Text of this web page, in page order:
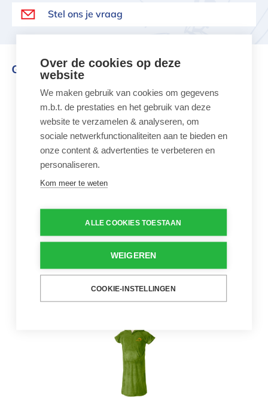
Stel ons je vraag
Gerelateerd aan dit product
Poncho Badstof Grijs Kids
Kids
€ 65,00
Badstof poncho Kids
Aantal
- +
Over de cookies op deze
website
We maken gebruik van cookies om gegevens
m.b.t. de prestaties en het gebruik van deze
website te verzamelen & analyseren, om
sociale netwerkfunctionaliteiten aan te bieden en
onze content & advertenties te verbeteren en
personaliseren.
Kom meer te weten
ALLE COOKIES TOESTAAN
WEIGEREN
COOKIE-INSTELLINGEN